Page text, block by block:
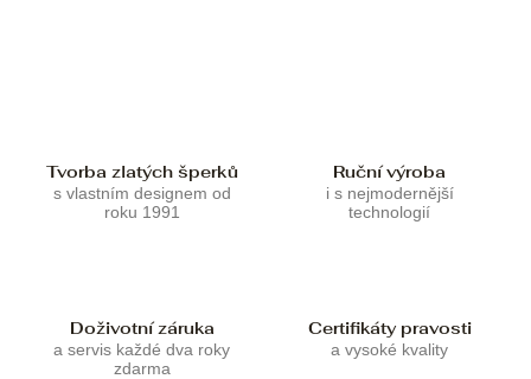
Tvorba zlatých šperků
s vlastním designem od
roku 1991
Ruční výroba
i s nejmodernější
technologií
Doživotní záruka
a servis každé dva roky
zdarma
Certifikáty pravosti
a vysoké kvality